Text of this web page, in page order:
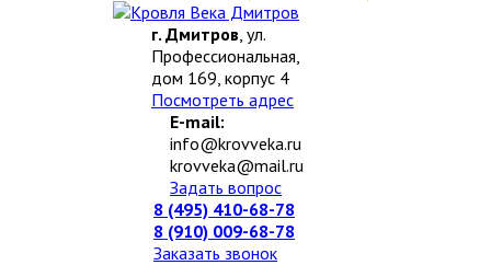
г. Дмитров, ул.
Профессиональная,
дом 169, корпус 4
Посмотреть адрес
E-mail:
info@krovveka.ru
krovveka@mail.ru
Задать вопрос
8 (495) 410-68-78
8 (910) 009-68-78
Заказать звонок